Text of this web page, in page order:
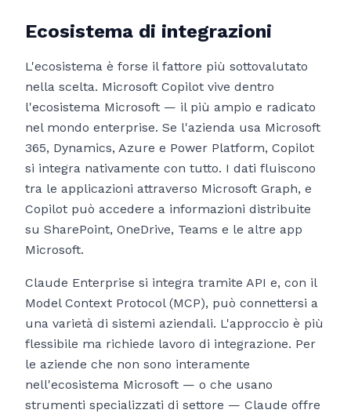
Ecosistema di integrazioni
L'ecosistema è forse il fattore più sottovalutato
nella scelta. Microsoft Copilot vive dentro
l'ecosistema Microsoft — il più ampio e radicato
nel mondo enterprise. Se l'azienda usa Microsoft
365, Dynamics, Azure e Power Platform, Copilot
si integra nativamente con tutto. I dati fluiscono
tra le applicazioni attraverso Microsoft Graph, e
Copilot può accedere a informazioni distribuite
su SharePoint, OneDrive, Teams e le altre app
Microsoft.
Claude Enterprise si integra tramite API e, con il
Model Context Protocol (MCP), può connettersi a
una varietà di sistemi aziendali. L'approccio è più
flessibile ma richiede lavoro di integrazione. Per
le aziende che non sono interamente
nell'ecosistema Microsoft — o che usano
strumenti specializzati di settore — Claude offre